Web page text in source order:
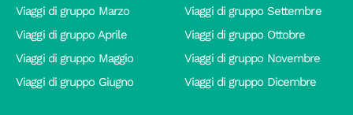
Viaggi di gruppo Marzo
Viaggi di gruppo Aprile
Viaggi di gruppo Maggio
Viaggi di gruppo Giugno
Viaggi di gruppo Settembre
Viaggi di gruppo Ottobre
Viaggi di gruppo Novembre
Viaggi di gruppo Dicembre